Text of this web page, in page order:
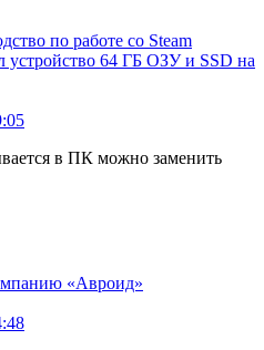
по работе со Steam
устройство 64 ГБ ОЗУ и SSD на
в ПК можно заменить
«Авроид»